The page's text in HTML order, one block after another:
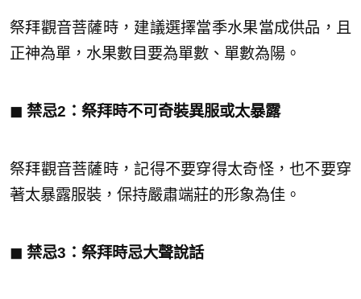
祭拜觀音菩薩時，建議選擇當季水果當成供品，且
正神為單，水果數目要為單數、單數為陽。
◼︎ 禁忌2：祭拜時不可奇裝異服或太暴露
祭拜觀音菩薩時，記得不要穿得太奇怪，也不要穿
著太暴露服裝，保持嚴肅端莊的形象為佳。
◼︎ 禁忌3：祭拜時忌大聲說話